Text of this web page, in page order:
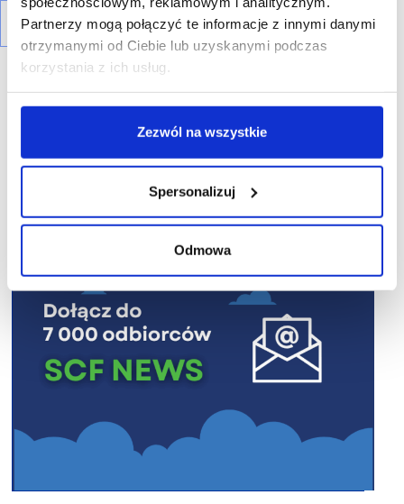
Partnerzy mogą połączyć te informacje z innymi danymi
otrzymanymi od Ciebie lub uzyskanymi podczas
korzystania z ich usług.
Zezwól na wszystkie
Spersonalizuj
Odmowa
R E K L A M A